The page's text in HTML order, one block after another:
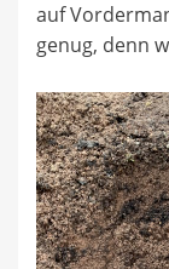
auf
genug, denn